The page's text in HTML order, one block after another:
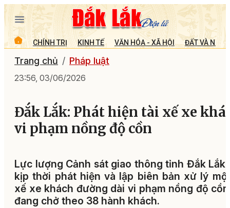
CHÍNH TRỊ KINH TẾ VĂN HÓA - XÃ HỘI ĐẤT VÀ
Trang chủ Pháp luật
23:56, 03/06/2026
Đắk Lắk: Phát hiện tài xế xe
vi phạm nồng độ cồn
Lực lượng Cảnh sát giao thông tỉnh Đắk Lắk
kịp thời phát hiện và lập biên bản xử lý
xế xe khách đường dài vi phạm nồng độ
đang chở theo 38 hành khách.